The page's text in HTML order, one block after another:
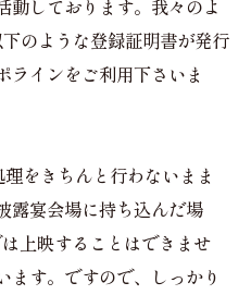
動しております。我々のよ
のような登録証明書が発行
ラインをご利用下さいま
をきちんと行わないまま
露宴会場に持ち込んだ場
上映することはできませ
ます。ですので、しっかり